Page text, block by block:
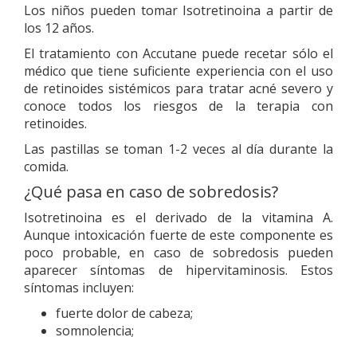
Los niños pueden tomar Isotretinoina a partir de
los 12 años.
El tratamiento con Accutane puede recetar sólo el
médico que tiene suficiente experiencia con el uso
de retinoides sistémicos para tratar acné severo y
conoce todos los riesgos de la terapia con
retinoides.
Las pastillas se toman 1-2 veces al día durante la
comida.
¿Qué pasa en caso de sobredosis?
Isotretinoina es el derivado de la vitamina A.
Aunque intoxicación fuerte de este componente es
poco probable, en caso de sobredosis pueden
aparecer síntomas de hipervitaminosis. Estos
síntomas incluyen:
fuerte dolor de cabeza;
somnolencia;